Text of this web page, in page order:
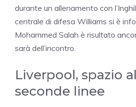
durante un allenamento con
centrale di difesa Williams si è
Mohammed Salah è risultato
sarà dell’incontro.
Liverpool, spazio
seconde linee